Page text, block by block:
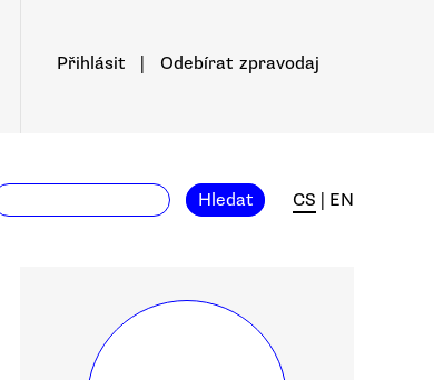
Přihlásit Odebírat zpravodaj
Hledat CS EN